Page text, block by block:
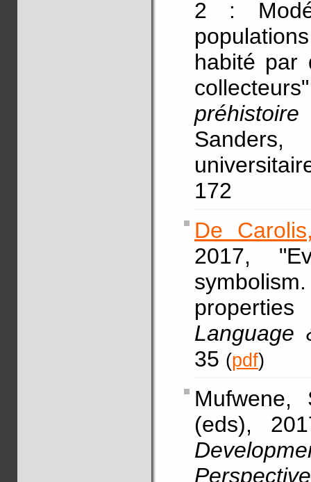
2 :
habité par
172
De
2017,
Language
35 (pdf)
(eds),